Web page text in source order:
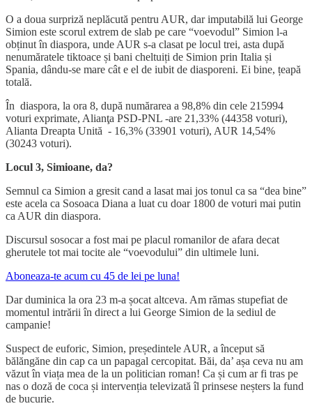
O a doua surpriză neplăcută pentru AUR, dar imputabilă lui George
Simion este scorul extrem de slab pe care “voevodul” Simion l-a
obținut în diaspora, unde AUR s-a clasat pe locul trei, asta după
nenumăratele tiktoace și bani cheltuiți de Simion prin Italia și
Spania, dându-se mare cât e el de iubit de diasporeni. Ei bine, țeapă
totală.
În diaspora, la ora 8, după numărarea a 98,8% din cele 215994
voturi exprimate, Alianţa PSD-PNL -are 21,33% (44358 voturi),
Alianta Dreapta Unită - 16,3% (33901 voturi), AUR 14,54%
(30243 voturi).
Locul 3, Simioane, da?
Semnul ca Simion a gresit cand a lasat mai jos tonul ca sa “dea bine”
este acela ca Sosoaca Diana a luat cu doar 1800 de voturi mai putin
ca AUR din diaspora.
Discursul sosocar a fost mai pe placul romanilor de afara decat
gherutele tot mai tocite ale “voevodului” din ultimele luni.
Aboneaza-te acum cu 45 de lei pe luna!
Dar duminica la ora 23 m-a șocat altceva. Am rămas stupefiat de
momentul intrării în direct a lui George Simion de la sediul de
campanie!
Suspect de euforic, Simion, președintele AUR, a început să
bălăngăne din cap ca un papagal cercopitat. Băi, da’ așa ceva nu am
văzut în viața mea de la un politician roman! Ca și cum ar fi tras pe
nas o doză de coca și intervenția televizată îl prinsese neșters la fund
de bucurie.